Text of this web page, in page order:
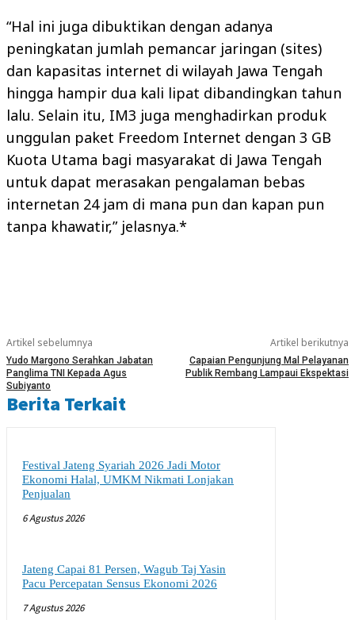
“Hal ini juga dibuktikan dengan adanya
peningkatan jumlah pemancar jaringan (sites)
dan kapasitas internet di wilayah Jawa Tengah
hingga hampir dua kali lipat dibandingkan tahun
lalu. Selain itu, IM3 juga menghadirkan produk
unggulan paket Freedom Internet dengan 3 GB
Kuota Utama bagi masyarakat di Jawa Tengah
untuk dapat merasakan pengalaman bebas
internetan 24 jam di mana pun dan kapan pun
tanpa khawatir,” jelasnya.*
Artikel sebelumnya
Yudo Margono Serahkan Jabatan
Panglima TNI Kepada Agus
Subiyanto
Artikel berikutnya
Capaian Pengunjung Mal Pelayanan
Publik Rembang Lampaui Ekspektasi
Berita Terkait
Festival Jateng Syariah 2026 Jadi Motor
Ekonomi Halal, UMKM Nikmati Lonjakan
Penjualan
6 Agustus 2026
Jateng Capai 81 Persen, Wagub Taj Yasin
Pacu Percepatan Sensus Ekonomi 2026
7 Agustus 2026